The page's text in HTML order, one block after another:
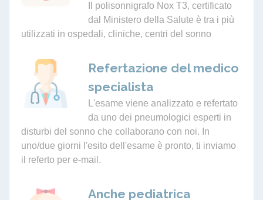
Il polisonnigrafo Nox T3, certificato
dal Ministero della Salute è tra i più
utilizzati in ospedali, cliniche, centri del sonno
Refertazione del medico
specialista
L'esame viene analizzato e refertato
da uno dei pneumologici esperti in
disturbi del sonno che collaborano con noi. In
uno/due giorni l'esito dell'esame è pronto, ti inviamo
il referto per e-mail.
Anche pediatrica